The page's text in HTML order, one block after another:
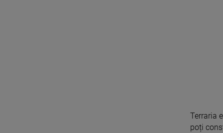
Terraria
poți